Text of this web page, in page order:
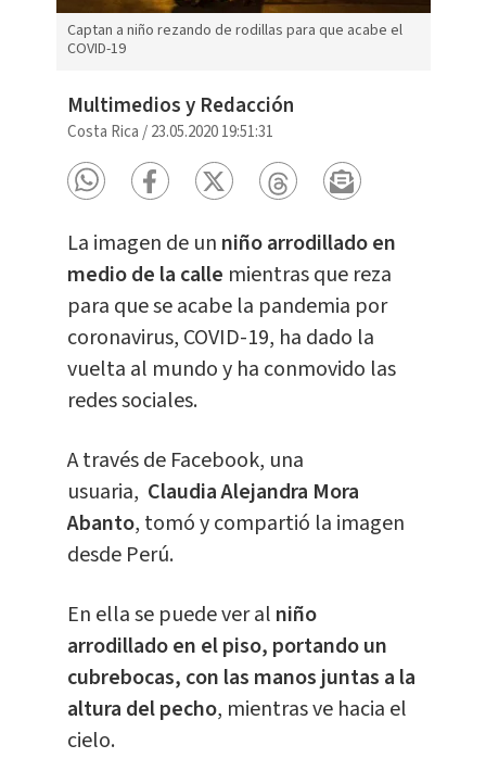
Captan a niño rezando de rodillas para que acabe el
COVID-19
Multimedios y Redacción
Costa Rica /23.05.2020 19:51:31
La imagen de un niño arrodillado en
medio de la calle mientras que reza
para que se acabe la pandemia por
coronavirus, COVID-19, ha dado la
vuelta al mundo y ha conmovido las
redes sociales.
A través de Facebook, una
usuaria, Claudia Alejandra Mora
Abanto, tomó y compartió la imagen
desde Perú.
En ella se puede ver al niño
arrodillado en el piso, portando un
cubrebocas, con las manos juntas a la
altura del pecho, mientras ve hacia el
cielo.